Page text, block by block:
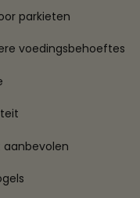
parkieten
voedingsbehoeftes